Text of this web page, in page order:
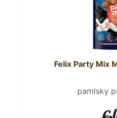
Felix Party Mix
pamlsky